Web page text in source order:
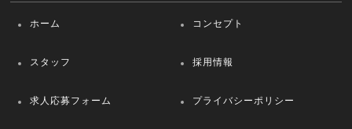
ホーム コンセプト
スタッフ 採用情報
求人応募フォーム プライバシーポリシー